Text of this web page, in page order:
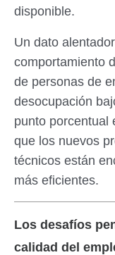
disponible.
Un dato
comportamiento
de personas de
desocupación
punto porcentual
que los nuevos
técnicos están
más eficientes.
Los desafíos
calidad del